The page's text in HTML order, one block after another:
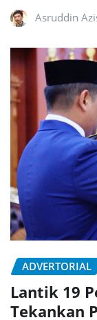
Asruddin
ADVERTORIAL
Lantik 19
Tekankan